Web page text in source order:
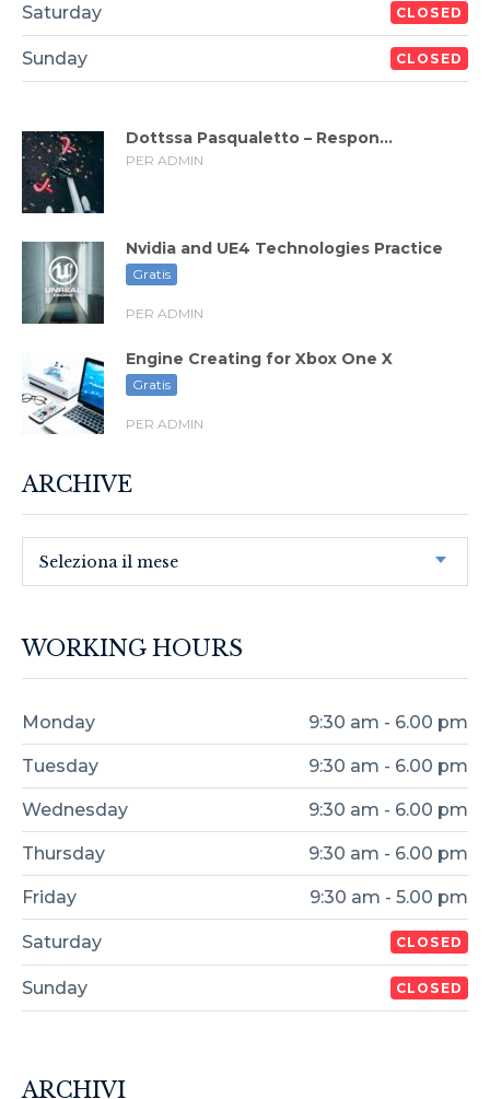
Saturday CLOSED
Sunday CLOSED
Dottssa Pasqualetto – Respon...
PER ADMIN
Nvidia and UE4 Technologies Practice
Gratis
PER ADMIN
Engine Creating for Xbox One X
Gratis
PER ADMIN
ARCHIVE
Seleziona il mese
WORKING HOURS
Monday 9:30 am - 6.00 pm
Tuesday 9:30 am - 6.00 pm
Wednesday 9:30 am - 6.00 pm
Thursday 9:30 am - 6.00 pm
Friday 9:30 am - 5.00 pm
Saturday CLOSED
Sunday CLOSED
ARCHIVI